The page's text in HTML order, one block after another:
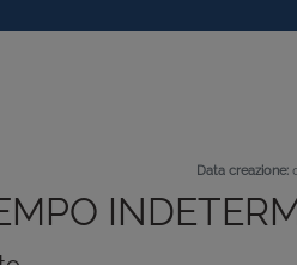
Data creazione: